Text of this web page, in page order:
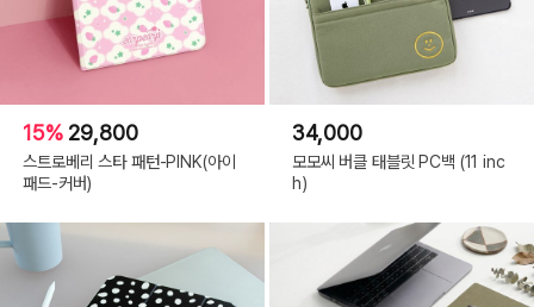
15% 29,800
스트로베리 스타 패턴-PINK(아이
패드-커버)
34,000
모모씨 버클 태블릿 PC백 (11 inc
h)